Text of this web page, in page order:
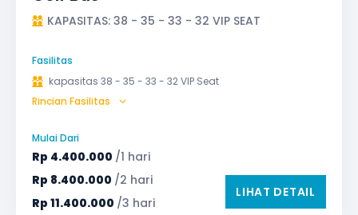
KAPASITAS: 38 - 35 - 33 - 32 VIP SEAT
Fasilitas
kapasitas 38 - 35 - 33 - 32 VIP Seat
AC (Air Conditioner)
Microphone untuk karaoke
Safety Tools (P3K, Windows Breaker, dll)
TV LED & Android System
Water Dispenser
Rincian Fasilitas
Mulai Dari
Rp 4.400.000 /1 hari
Rp 8.400.000 /2 hari
Rp 11.400.000 /3 hari
LIHAT DETAIL